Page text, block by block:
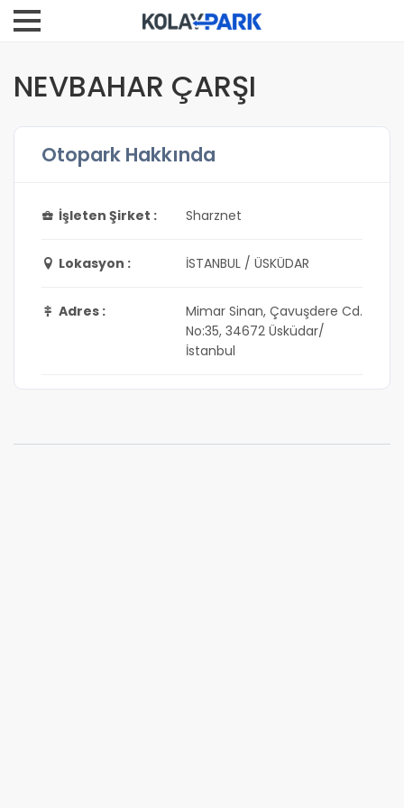
NEVBAHAR ÇARŞI
Otopark Hakkında
İşleten Şirket : Sharznet
Lokasyon : İSTANBUL / ÜSKÜDAR
Adres :
Mimar Sinan, Çavuşdere Cd.
No:35, 34672 Üsküdar/
İstanbul